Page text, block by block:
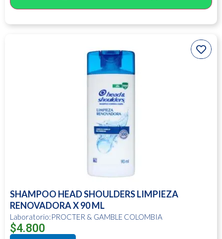
SHAMPOO HEAD SHOULDERS LIMPIEZA
RENOVADORA X 90 ML
Laboratorio:PROCTER & GAMBLE COLOMBIA
$4.800